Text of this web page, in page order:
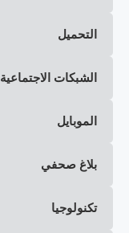
التحميل
الشبكات الاجتماعية
الموبايل
بلاغ صحفي
تكنولوجيا